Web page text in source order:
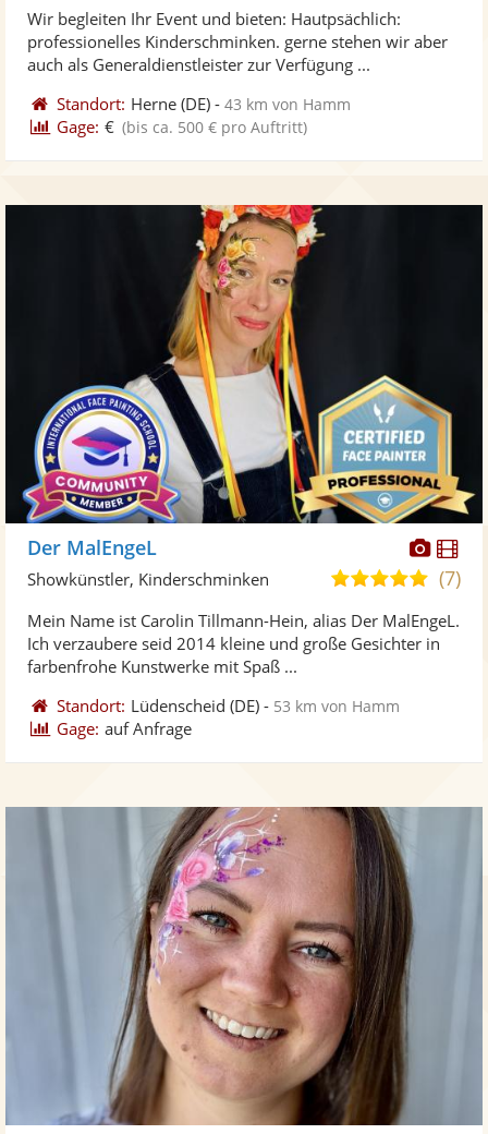
Wir begleiten Ihr Event und bieten: Hautpsächlich:
professionelles Kinderschminken. gerne stehen wir aber
auch als Generaldienstleister zur Verfügung ...
Standort: Herne (DE) -43 km von Hamm
Gage: € (bis ca. 500 € pro Auftritt)
Fotos
Der MalEngeL
4,9
5
(7)
Showkünstler, Kinderschminken
Mein Name ist Carolin Tillmann-Hein, alias Der MalEngeL.
Ich verzaubere seid 2014 kleine und große Gesichter in
farbenfrohe Kunstwerke mit Spaß ...
Standort: Lüdenscheid (DE) - 53 km von Hamm
Gage: auf Anfrage